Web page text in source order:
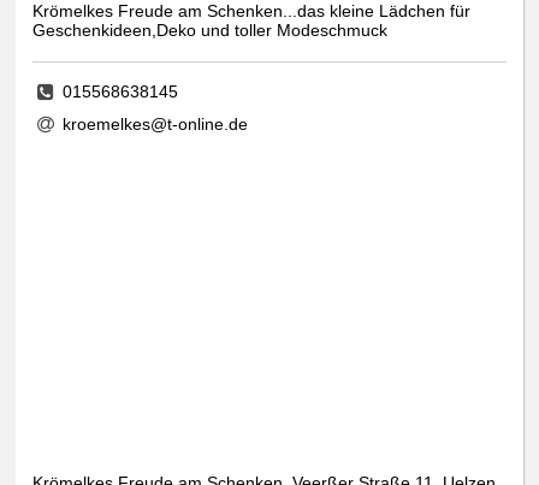
Krömelkes Freude am Schenken...das kleine Lädchen für
Geschenkideen,Deko und toller Modeschmuck
015568638145
kroemelkes@t-online.de